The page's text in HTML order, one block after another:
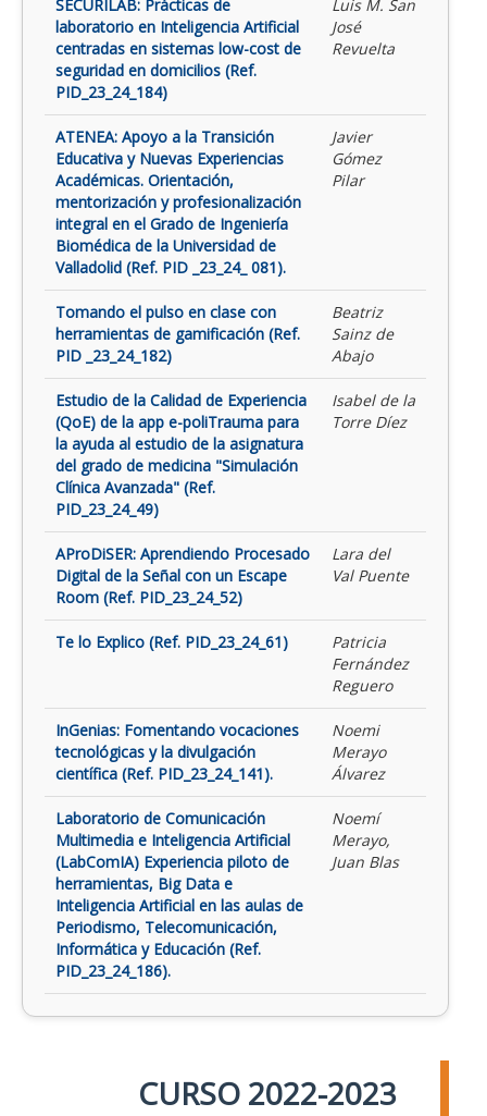
SECURILAB: Prácticas de
laboratorio en Inteligencia Artificial
centradas en sistemas low-cost de
seguridad en domicilios (Ref.
PID_23_24_184)
Luis M. San
José
Revuelta
ATENEA: Apoyo a la Transición
Educativa y Nuevas Experiencias
Académicas. Orientación,
mentorización y profesionalización
integral en el Grado de Ingeniería
Biomédica de la Universidad de
Valladolid (Ref. PID _23_24_ 081).
Javier
Gómez
Pilar
Tomando el pulso en clase con
herramientas de gamificación (Ref.
PID _23_24_182)
Beatriz
Sainz de
Abajo
Estudio de la Calidad de Experiencia
(QoE) de la app e-poliTrauma para
la ayuda al estudio de la asignatura
del grado de medicina "Simulación
Clínica Avanzada" (Ref.
PID_23_24_49)
Isabel de la
Torre Díez
AProDiSER: Aprendiendo Procesado
Digital de la Señal con un Escape
Room (Ref. PID_23_24_52)
Lara del
Val Puente
Te lo Explico (Ref. PID_23_24_61)
Patricia
Fernández
Reguero
InGenias: Fomentando vocaciones
tecnológicas y la divulgación
científica (Ref. PID_23_24_141).
Noemi
Merayo
Álvarez
Laboratorio de Comunicación
Multimedia e Inteligencia Artificial
(LabComIA) Experiencia piloto de
herramientas, Big Data e
Inteligencia Artificial en las aulas de
Periodismo, Telecomunicación,
Informática y Educación (Ref.
PID_23_24_186).
Noemí
Merayo,
Juan Blas
CURSO 2022-2023